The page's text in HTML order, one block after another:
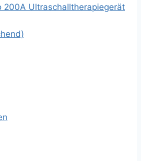
200A Ultraschalltherapiegerät